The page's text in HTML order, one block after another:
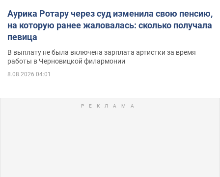
Аурика Ротару через суд изменила свою пенсию,
на которую ранее жаловалась: сколько получала
певица
В выплату не была включена зарплата артистки за время
работы в Черновицкой филармонии
8.08.2026 04:01